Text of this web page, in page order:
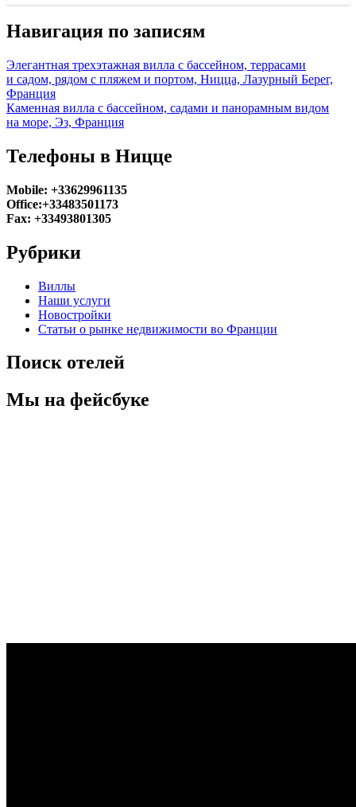
Навигация по записям
Элегантная трехэтажная вилла с бассейном, террасами
и садом, рядом с пляжем и портом, Ницца, Лазурный Берег,
Франция
Каменная вилла с бассейном, садами и панорамным видом
на море, Эз, Франция
Телефоны в Ницце
Mobile: +33629961135
Office:+33483501173
Fax: +33493801305
Рубрики
Виллы
Наши услуги
Новостройки
Статьи о рынке недвижимости во Франции
Поиск отелей
Мы на фейсбуке